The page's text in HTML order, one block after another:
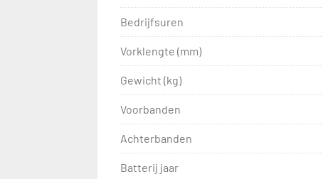
Bedrijfsuren
Vorklengte (mm)
Gewicht (kg)
Voorbanden
Achterbanden
Batterij jaar